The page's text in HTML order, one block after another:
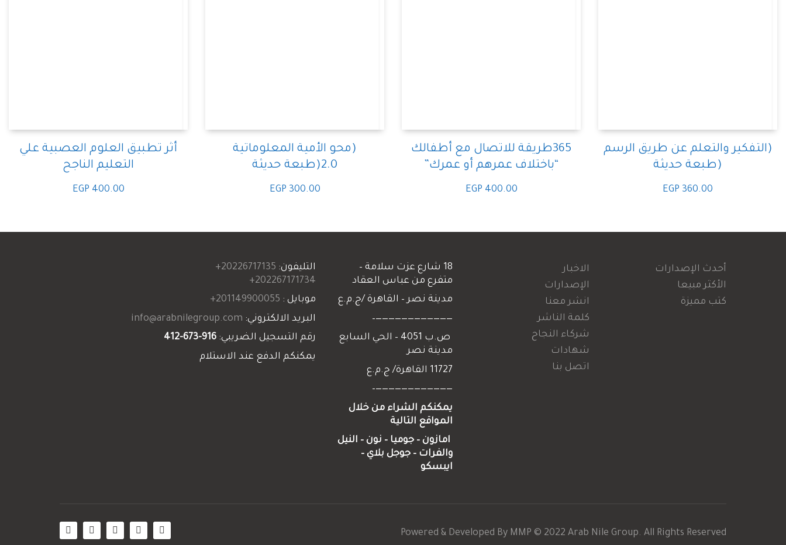
أثر تطبيق العلوم العصبية علي
التعليم الناجح
EGP 400.00
(محو الأمية المعلوماتية
2.0(طبعة حديثة
EGP 300.00
365طريقة للاتصال مع أطفالك
“باختلاف عمرهم أو عمرك”
EGP 400.00
(التفكير والتعلم عن طريق الرسم
(طبعة حديثة
EGP 360.00
التليفون: 20226717135+
202267171734+
موبايل : 201149900055+
البريد الالكتروني: info@arabnilegroup.com
رقم التسجيل الضريبي: 916-673-412
يمكنكم الدفع عند الاستلام
18 شارع عزت سلامة –
متفرع من عباس العقاد
مدينة نصر – القاهرة /ج.م.ع
————————————–
ص.ب 4051 – الحي السابع
مدينة نصر
11727 القاهرة/ ج.م.ع
————————————–
يمكنكم الشراء من خلال
المواقع التالية
امازون – جوميا – نون – النيل
والفرات – جوجل بلاي –
ايبسكو
الاخبار
الإصدارات
انشر معنا
كلمة الناشر
شركاء النجاح
شهادات
اتصل بنا
أحدث الإصدارات
الأكثر مبيعا
كتب مميزة
Powered & Developed By MMP © 2022 Arab Nile Group. All Rights Reserved